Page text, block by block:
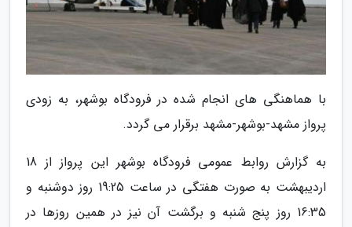
با هماهنگی های انجام شده در فرودگاه بوشهر، به زودی
پرواز مشهد-بوشهر-مشهد برقرار می گردد.
به گزارش روابط عمومی فرودگاه بوشهر این پرواز از 18
اردیبهشت به صورت هفتگی در ساعت 19:25 روز دوشنبه و
16:35 روز پنج شنبه و برگشت آن نیز در همین روزها در